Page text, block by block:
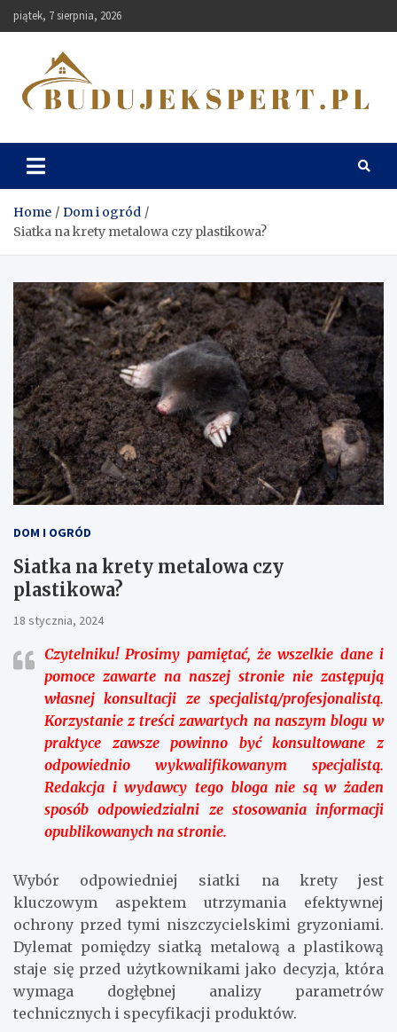
Skip
to
piątek, 7 sierpnia, 2026
Budujekspert
Home
Dom i ogród
Siatka na krety metalowa czy plastikowa?
DOM I OGRÓD
Siatka na krety metalowa czy
plastikowa?
18 stycznia, 2024
Czytelniku!Prosimy pamiętać, że wszelkie dane i
pomoce zawarte na naszej stronie nie zastępują
własnej konsultacji ze specjalistą/profesjonalistą.
Korzystanie z treści zawartych na naszym blogu w
praktyce zawsze powinno być konsultowane z
odpowiednio wykwalifikowanym specjalistą.
Redakcja i wydawcy tego bloga nie są w żaden
sposób odpowiedzialni ze stosowania informacji
opublikowanych na stronie.
Wybór odpowiedniej siatki na krety jest
kluczowym aspektem utrzymania efektywnej
ochrony przed tymi niszczycielskimi gryzoniami.
Dylemat pomiędzy siatką metalową a plastikową
staje się przed użytkownikami jako decyzja, która
wymaga dogłębnej analizy parametrów
technicznych i specyfikacji produktów.